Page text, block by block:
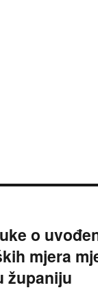
o
mjera
županiju